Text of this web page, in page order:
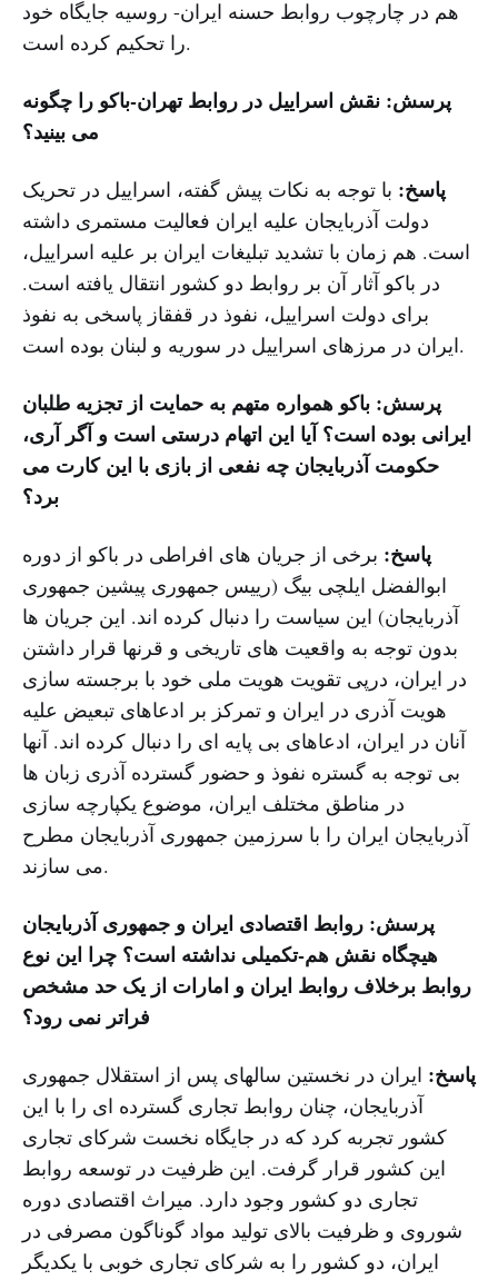
هم در چارچوب روابط حسنه ایران- روسیه جایگاه خود
را تحکیم کرده است.
پرسش: نقش اسراییل در روابط تهران-باکو را چگونه
می بینید؟
پاسخ: با توجه به نکات پیش گفته، اسراییل در تحریک
دولت آذربایجان علیه ایران فعالیت مستمری داشته
است. هم زمان با تشدید تبلیغات ایران بر علیه اسراییل،
در باکو آثار آن بر روابط دو کشور انتقال یافته است.
برای دولت اسراییل، نفوذ در قفقاز پاسخی به نفوذ
ایران در مرزهای اسراییل در سوریه و لبنان بوده است.
پرسش: باکو همواره متهم به حمایت از تجزیه طلبان
ایرانی بوده است؟ آیا این اتهام درستی است و آگر آری،
حکومت آذربایجان چه نفعی از بازی با این کارت می
برد؟
پاسخ: برخی از جریان های افراطی در باکو از دوره
ابوالفضل ایلچی بیگ (رییس جمهورى پیشین جمهورى
آذربایجان) این سیاست را دنبال کرده اند. این جریان ها
بدون توجه به واقعیت های تاریخی و قرنها قرار داشتن
در ایران، درپی تقویت هویت ملی خود با برجسته سازی
هویت آذری در ایران و تمرکز بر ادعاهای تبعیض علیه
آنان در ایران، ادعاهای بی پایه ای را دنبال کرده اند. آنها
بی توجه به گستره نفوذ و حضور گسترده آذرى زبان ها
در مناطق مختلف ایران، موضوع یکپارچه سازی
آذربایجان ایران را با سرزمین جمهوری آذربایجان مطرح
می سازند.
پرسش: روابط اقتصادی ایران و جمهوری آذربایجان
هیچگاه نقش هم-تکمیلی نداشته است؟ چرا این نوع
روابط برخلاف روابط ایران و امارات از یک حد مشخص
فراتر نمی رود؟
پاسخ: ایران در نخستین سالهای پس از استقلال جمهوری
آذربایجان، چنان روابط تجاری گسترده ای را با این
کشور تجربه کرد که در جایگاه نخست شرکای تجاری
این کشور قرار گرفت. این ظرفیت در توسعه روابط
تجاری دو کشور وجود دارد. میراث اقتصادی دوره
شوروی و ظرفیت بالای تولید مواد گوناگون مصرفی در
ایران، دو کشور را به شرکای تجاری خوبی با یکدیگر